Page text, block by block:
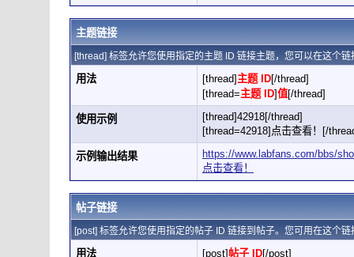
主题链接
[thread] 标签允许您使用指定的主题 ID 链接主题，您可以在这个
用法 [thread]主题 ID[/thread]
[thread=主题 ID]值[/thread]
使用示例
[thread]42918[/thread]
[thread=42918]点击查看！[/
示例输出结果
https://www.labfans.com/bbs/
点击查看！
帖子链接
[post] 标签允许您使用指定的帖子 ID 链接到帖子。您可用在这个
用法 [post]帖子 ID[/post]